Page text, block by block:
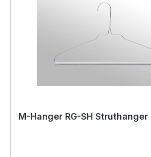
M-Hanger RG-SH Struthanger